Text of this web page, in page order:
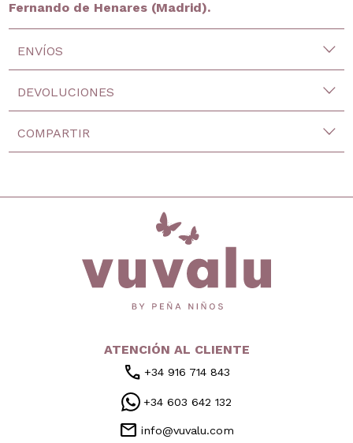
Fernando de Henares (Madrid).
ENVÍOS
DEVOLUCIONES
COMPARTIR
ATENCIÓN AL CLIENTE
call +34 916 714 843
+34 603 642 132
mail info@vuvalu.com